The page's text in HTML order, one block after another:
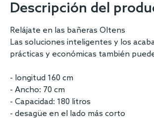
Descripción del
Relájate en las bañeras Oltens
Las soluciones inteligentes y los
prácticas y económicas también
- longitud 160 cm
- Ancho: 70 cm
- Capacidad: 180 litros
- desagüe en el lado más corto